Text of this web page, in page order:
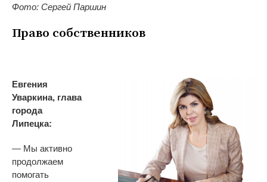
Фото: Сергей Паршин
Право собственников
Евгения
Уваркина, глава
города
Липецка:
— Мы активно
продолжаем
помогать